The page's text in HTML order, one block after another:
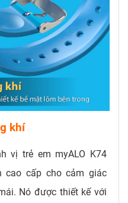
khí
vị trẻ em myALO K74
cao cấp cho cảm giác
Nó được thiết kế với